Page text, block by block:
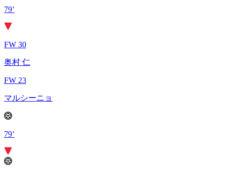
79’
FW 30
奥村 仁
FW 23
マルシーニョ
79’